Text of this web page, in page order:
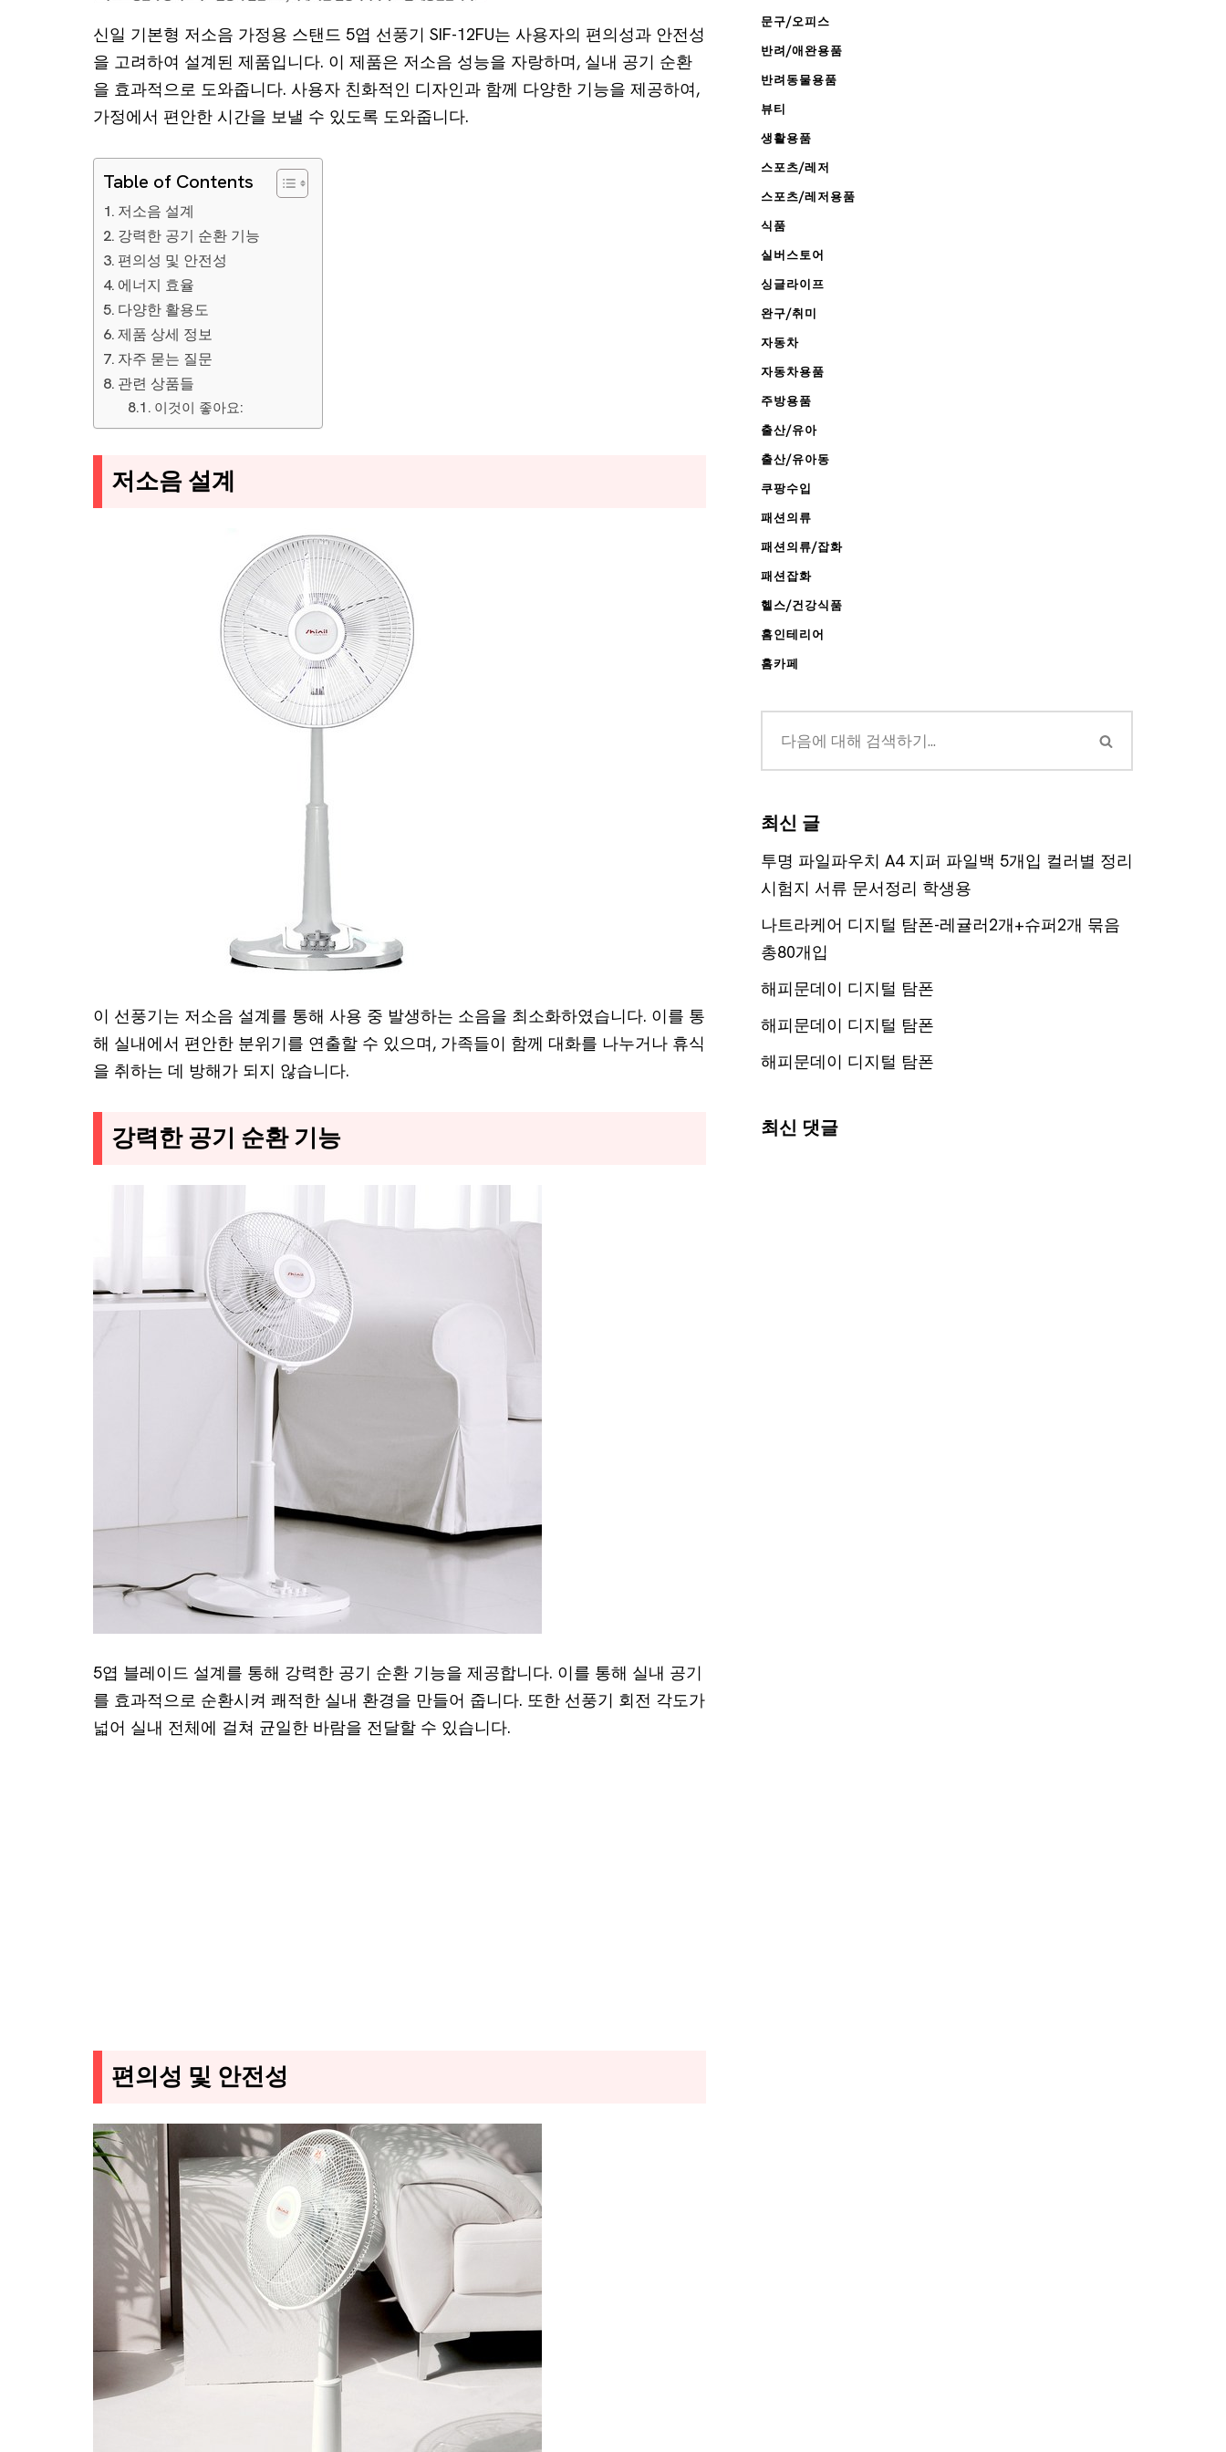
신일 기본형 저소음 가정용 스탠드 5엽 선풍기 SIF-12FU는 사용자의 편의성과 안전성
을 고려하여 설계된 제품입니다. 이 제품은 저소음 성능을 자랑하며, 실내 공기 순환
을 효과적으로 도와줍니다. 사용자 친화적인 디자인과 함께 다양한 기능을 제공하여,
가정에서 편안한 시간을 보낼 수 있도록 도와줍니다.
Table of Contents
저소음 설계
강력한 공기 순환 기능
편의성 및 안전성
에너지 효율
다양한 활용도
제품 상세 정보
자주 묻는 질문
관련 상품들
이것이 좋아요:
저소음 설계
이 선풍기는 저소음 설계를 통해 사용 중 발생하는 소음을 최소화하였습니다. 이를 통
해 실내에서 편안한 분위기를 연출할 수 있으며, 가족들이 함께 대화를 나누거나 휴식
을 취하는 데 방해가 되지 않습니다.
강력한 공기 순환 기능
5엽 블레이드 설계를 통해 강력한 공기 순환 기능을 제공합니다. 이를 통해 실내 공기
를 효과적으로 순환시켜 쾌적한 실내 환경을 만들어 줍니다. 또한 선풍기 회전 각도가
넓어 실내 전체에 걸쳐 균일한 바람을 전달할 수 있습니다.
편의성 및 안전성
문구/오피스
반려/애완용품
반려동물용품
뷰티
생활용품
스포츠/레저
스포츠/레저용품
식품
실버스토어
싱글라이프
완구/취미
자동차
자동차용품
주방용품
출산/유아
출산/유아동
쿠팡수입
패션의류
패션의류/잡화
패션잡화
헬스/건강식품
홈인테리어
홈카페
최신 글
투명 파일파우치 A4 지퍼 파일백 5개입 컬러별 정리
시험지 서류 문서정리 학생용
나트라케어 디지털 탐폰-레귤러2개+슈퍼2개 묶음
총80개입
해피문데이 디지털 탐폰
해피문데이 디지털 탐폰
해피문데이 디지털 탐폰
최신 댓글